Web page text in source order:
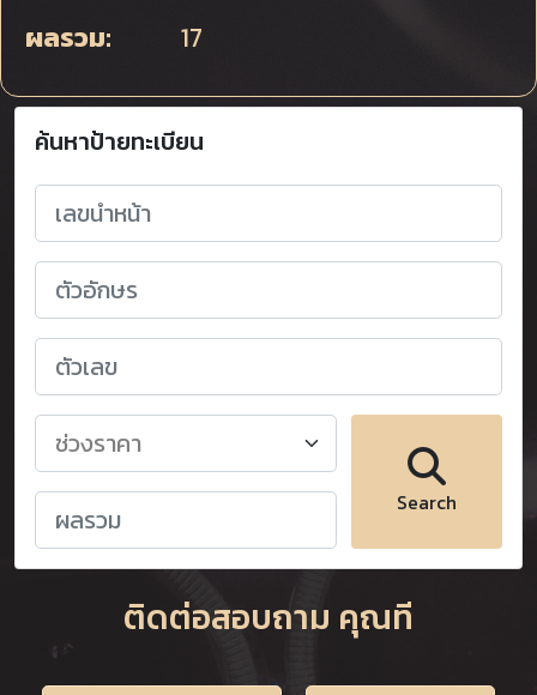
ผลรวม:
17
ค้นหาป้ายทะเบียน
Search
ติดต่อสอบถาม คุณที